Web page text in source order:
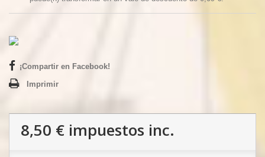
¡Compartir en Facebook!
Imprimir
8,50 € impuestos inc.